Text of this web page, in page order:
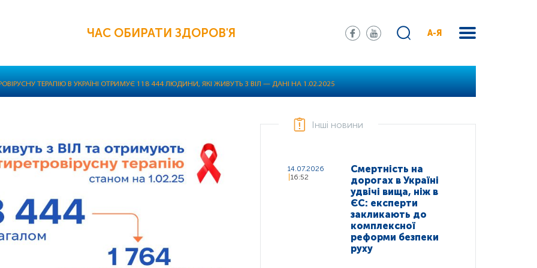
ЧАС ОБИРАТИ ЗДОРОВ'Я А-Я
ТЕРАПІЮ В УКРАЇНІ ОТРИМУЄ 118 444 ЛЮДИНИ, ЯКІ ЖИВУТЬ З ВІЛ — ДАНІ НА 1.02.2025
Інші новини
14.07.2026
16:52
Смертність на
дорогах в Україні
удвічі вища, ніж в
ЄС: експерти
закликають до
комплексної
реформи безпеки
руху